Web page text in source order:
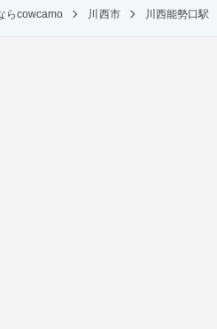
らcowcamo 川西市 川西能勢口駅